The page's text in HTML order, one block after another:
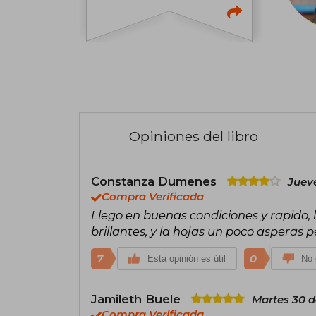
Opiniones del libro
Constanza Dumenes
Compra Verificada
Llego en buenas condiciones y
brillantes, y la hojas un poco asperas
7 Esta opinión es útil 0 No
Jamileth Buele
Martes 30